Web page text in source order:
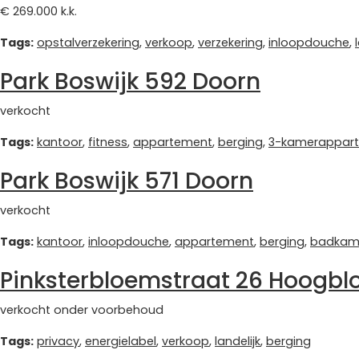
€ 269.000 k.k.
Tags: opstalverzekering, verkoop, verzekering, inloopdouche,
Park Boswijk 592 Doorn
verkocht
Tags: kantoor, fitness, appartement, berging, 3-
Park Boswijk 571 Doorn
verkocht
Tags: kantoor, inloopdouche, appartement, berging,
Pinksterbloemstraat 26
verkocht onder voorbehoud
Tags: privacy, energielabel, verkoop, landelijk, berging